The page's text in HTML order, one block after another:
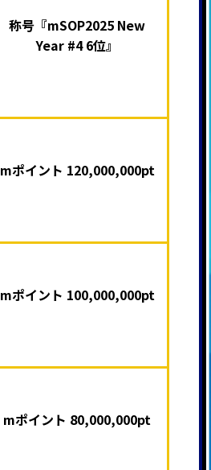
称号『mSOP2025 New
Year #4 6位』
mポイント 120,000,000pt
mポイント 100,000,000pt
mポイント 80,000,000pt